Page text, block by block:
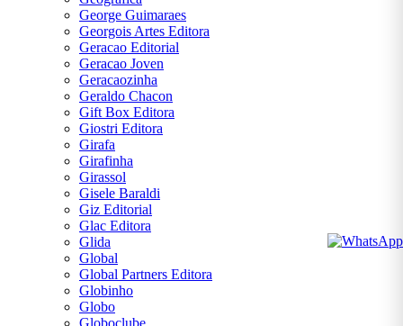
George Guimaraes
Georgois Artes Editora
Geracao Editorial
Geracao Joven
Geracaozinha
Geraldo Chacon
Gift Box Editora
Giostri Editora
Girafa
Girafinha
Girassol
Gisele Baraldi
Giz Editorial
Glac Editora
Glida
Global
Global Partners Editora
Globinho
Globo
Globoclube